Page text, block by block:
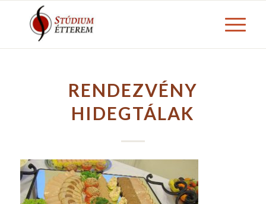
RENDEZVÉNY
HIDEGTÁLAK